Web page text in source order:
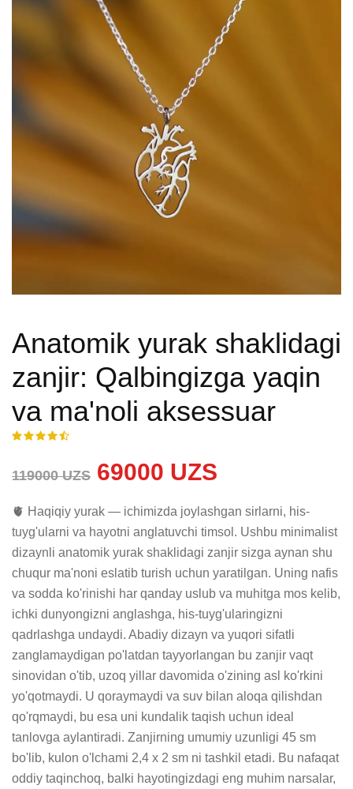
Anatomik yurak shaklidagi
zanjir: Qalbingizga yaqin
va ma'noli aksessuar
119000 UZS 69000 UZS
🫀 Haqiqiy yurak — ichimizda joylashgan sirlarni, his-
tuyg'ularni va hayotni anglatuvchi timsol. Ushbu minimalist
dizaynli anatomik yurak shaklidagi zanjir sizga aynan shu
chuqur ma'noni eslatib turish uchun yaratilgan. Uning nafis
va sodda ko'rinishi har qanday uslub va muhitga mos kelib,
ichki dunyongizni anglashga, his-tuyg'ularingizni
qadrlashga undaydi. Abadiy dizayn va yuqori sifatli
zanglamaydigan po'latdan tayyorlangan bu zanjir vaqt
sinovidan o'tib, uzoq yillar davomida o'zining asl ko'rkini
yo'qotmaydi. U qoraymaydi va suv bilan aloqa qilishdan
qo'rqmaydi, bu esa uni kundalik taqish uchun ideal
tanlovga aylantiradi. Zanjirning umumiy uzunligi 45 sm
bo'lib, kulon o'lchami 2,4 x 2 sm ni tashkil etadi. Bu nafaqat
oddiy taqinchoq, balki hayotingizdagi eng muhim narsalar,